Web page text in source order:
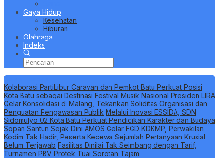
Gaya Hidup
Kesehatan
Hiburan
Olahraga
Indeks
Berita Terbaru
Kolaborasi PartiLibur Caravan dan Pemkot Batu Perkuat Posisi
Kota Batu sebagai Destinasi Festival Musik Nasional Presiden LIRA
Gelar Konsolidasi di Malang, Tekankan Soliditas Organisasi dan
Penguatan Pengawasan Publik Melalui Inovasi ESSIDA, SDN
Sidomulyo 02 Kota Batu Perkuat Pendidikan Karakter dan Budaya
Sopan Santun Sejak Dini AMOS Gelar FGD KDKMP, Perwakilan
Kodim Tak Hadir, Peserta Kecewa Sejumlah Pertanyaan Krusial
Belum Terjawab Fasilitas Dinilai Tak Seimbang dengan Tarif,
Turnamen PBV Protek Tuai Sorotan Tajam